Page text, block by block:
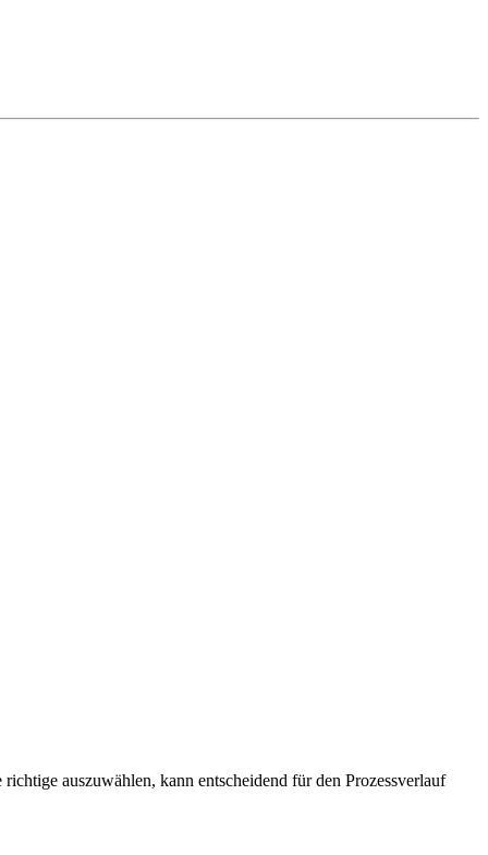
auszuwählen, kann entscheidend für den Prozessverlauf